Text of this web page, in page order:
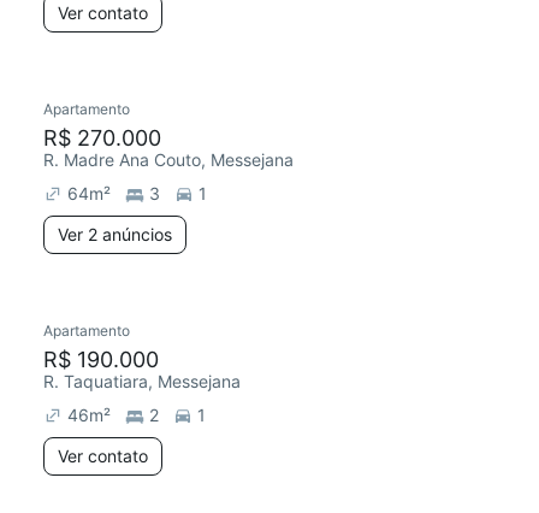
Ver contato
Apartamento
R$ 270.000
R. Madre Ana Couto, Messejana
64m² 3
1
Ver 2 anúncios
Apartamento
R$ 190.000
R. Taquatiara, Messejana
46m² 2
1
Ver contato